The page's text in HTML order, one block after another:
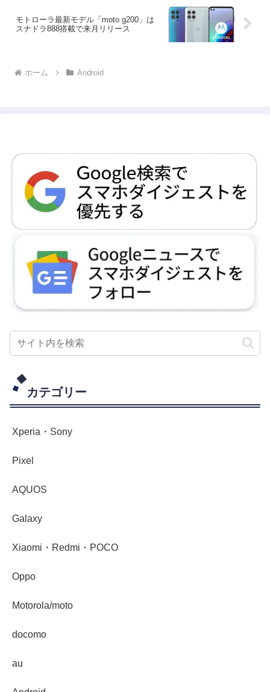
モトローラ最新モデル「moto g200」は
スナドラ888搭載で来月リリース
ホーム Android
カテゴリー
Xperia・Sony
Pixel
AQUOS
Galaxy
Xiaomi・Redmi・POCO
Oppo
Motorola/moto
docomo
au